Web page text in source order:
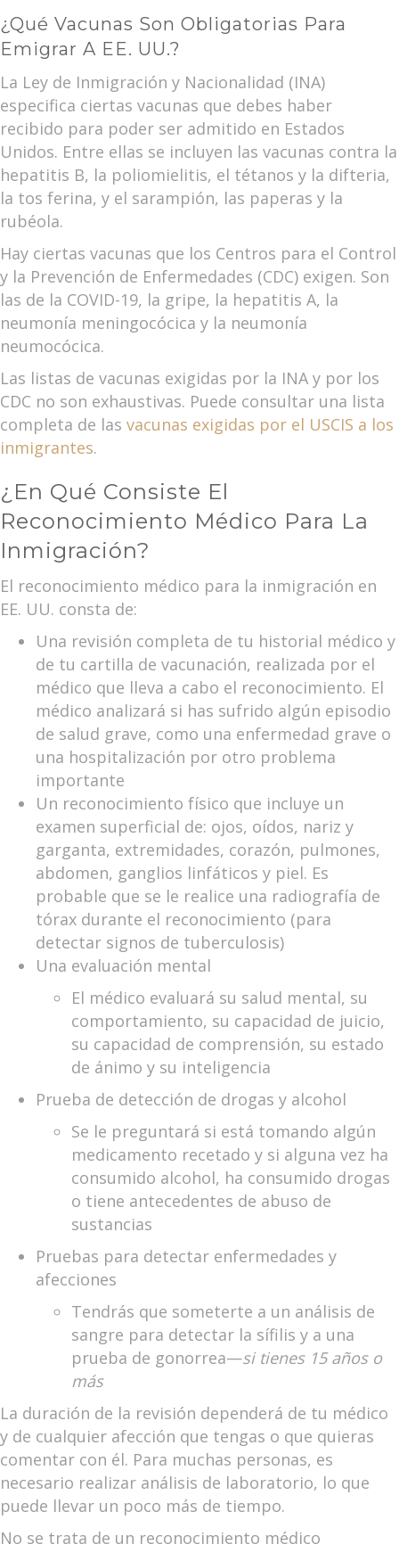
¿Qué Vacunas Son Obligatorias Para
Emigrar A EE. UU.?
La Ley de Inmigración y Nacionalidad (INA)
especifica ciertas vacunas que debes haber
recibido para poder ser admitido en Estados
Unidos. Entre ellas se incluyen las vacunas contra la
hepatitis B, la poliomielitis, el tétanos y la difteria,
la tos ferina, y el sarampión, las paperas y la
rubéola.
Hay ciertas vacunas que los Centros para el Control
y la Prevención de Enfermedades (CDC) exigen. Son
las de la COVID-19, la gripe, la hepatitis A, la
neumonía meningocócica y la neumonía
neumocócica.
Las listas de vacunas exigidas por la INA y por los
CDC no son exhaustivas. Puede consultar una lista
completa de las vacunas exigidas por el USCIS a los
inmigrantes.
¿En Qué Consiste El
Reconocimiento Médico Para La
Inmigración?
El reconocimiento médico para la inmigración en
EE. UU. consta de:
Una revisión completa de tu historial médico y
de tu cartilla de vacunación, realizada por el
médico que lleva a cabo el reconocimiento. El
médico analizará si has sufrido algún episodio
de salud grave, como una enfermedad grave o
una hospitalización por otro problema
importante
Un reconocimiento físico que incluye un
examen superficial de: ojos, oídos, nariz y
garganta, extremidades, corazón, pulmones,
abdomen, ganglios linfáticos y piel. Es
probable que se le realice una radiografía de
tórax durante el reconocimiento (para
detectar signos de tuberculosis)
Una evaluación mental
El médico evaluará su salud mental, su
comportamiento, su capacidad de juicio,
su capacidad de comprensión, su estado
de ánimo y su inteligencia
Prueba de detección de drogas y alcohol
Se le preguntará si está tomando algún
medicamento recetado y si alguna vez ha
consumido alcohol, ha consumido drogas
o tiene antecedentes de abuso de
sustancias
Pruebas para detectar enfermedades y
afecciones
Tendrás que someterte a un análisis de
sangre para detectar la sífilis y a una
prueba de gonorrea—si tienes 15 años o
más
La duración de la revisión dependerá de tu médico
y de cualquier afección que tengas o que quieras
comentar con él. Para muchas personas, es
necesario realizar análisis de laboratorio, lo que
puede llevar un poco más de tiempo.
No se trata de un reconocimiento médico